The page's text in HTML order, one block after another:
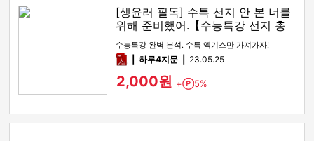
[생윤러 필독] 수특 선지 안 본 너를
위해 준비했어.【수능특강 선지 총
정리】
수능특강 완벽 분석. 수특 엑기스만 가져가자!
pdf하루4지문 23.05.25
2,000원 + Point
5%